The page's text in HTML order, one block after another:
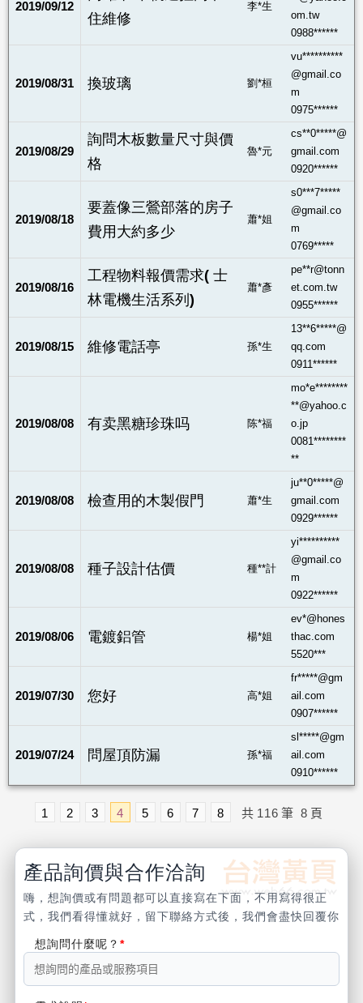
2019/09/12
住維修
李*生
om.tw
0988******
2019/08/31 換玻璃 劉*桓
vu**********
@gmail.co
m
0975******
2019/08/29
詢問木板數量尺寸與價
格
魯*元
cs**0*****@
gmail.com
0920******
2019/08/18
要蓋像三鶯部落的房子
費用大約多少
蕭*姐
s0***7*****
@gmail.co
m
0769*****
2019/08/16
工程物料報價需求( 士
林電機生活系列)
蕭*彥
pe**r@tonn
et.com.tw
0955******
2019/08/15 維修電話亭 孫*生
13**6*****@
qq.com
0911******
2019/08/08 有卖黑糖珍珠吗 陈*福
mo*e********
**@yahoo.c
o.jp
0081********
**
2019/08/08 檢查用的木製假門 蕭*生
ju**0*****@
gmail.com
0929******
2019/08/08 種子設計估價 種**計
yi**********
@gmail.co
m
0922******
2019/08/06 電鍍鋁管 楊*姐
ev*@hones
thac.com
5520***
2019/07/30 您好 高*姐
fr*****@gm
ail.com
0907******
2019/07/24 問屋頂防漏 孫*福
sl*****@gm
ail.com
0910******
1 2 3 4 5 6 7 8 共 116 筆 8 頁
產品詢價與合作洽詢
嗨，想詢價或有問題都可以直接寫在下面，不用寫得很正
式，我們看得懂就好，留下聯絡方式後，我們會盡快回覆你
想詢問什麼呢？